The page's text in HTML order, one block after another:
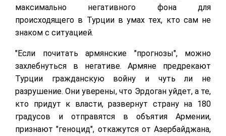
максимально негативного фона для
происходящего в Турции в умах тех, кто сам не
знаком с ситуацией.
"Если почитать армянские "прогнозы", можно
захлебнуться в негативе. Армяне предрекают
Турции гражданскую войну и чуть ли не
разрушение. Они уверены, что Эрдоган уйдет, а те,
кто придут к власти, развернут страну на 180
градусов и отправятся в объятия Армении,
признают "геноцид", откажутся от Азербайджана,